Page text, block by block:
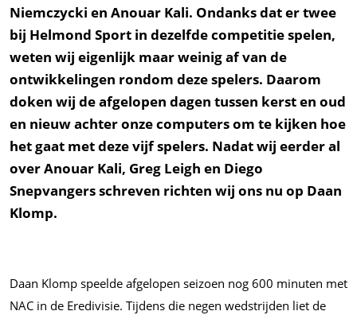
Niemczycki en Anouar Kali. Ondanks dat er twee
bij Helmond Sport in dezelfde competitie spelen,
weten wij eigenlijk maar weinig af van de
ontwikkelingen rondom deze spelers. Daarom
doken wij de afgelopen dagen tussen kerst en oud
en nieuw achter onze computers om te kijken hoe
het gaat met deze vijf spelers. Nadat wij eerder al
over Anouar Kali, Greg Leigh en Diego
Snepvangers schreven richten wij ons nu op Daan
Klomp.
Daan Klomp speelde afgelopen seizoen nog 600 minuten met
NAC in de Eredivisie. Tijdens die negen wedstrijden liet de